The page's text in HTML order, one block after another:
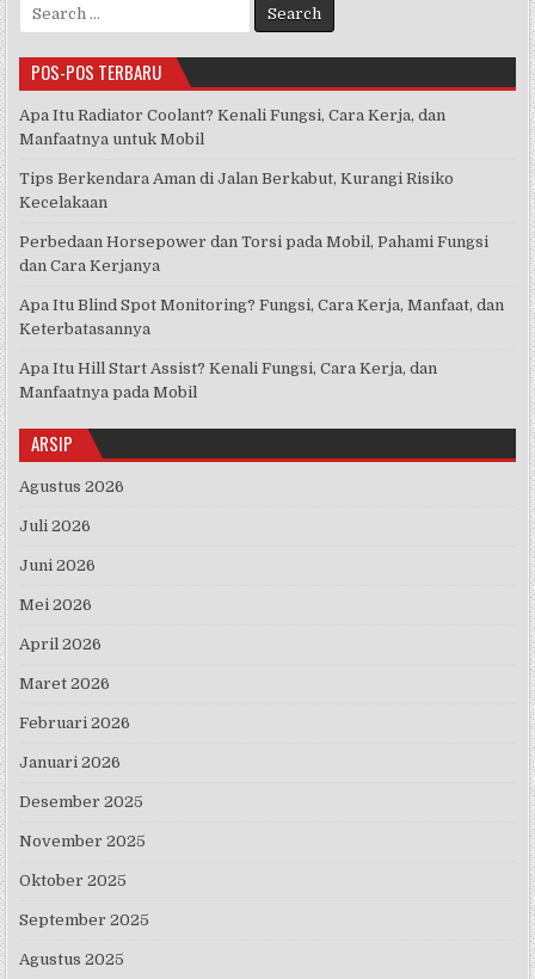
for:
POS-POS TERBARU
Apa Itu Radiator Coolant? Kenali Fungsi, Cara Kerja, dan
Manfaatnya untuk Mobil
Tips Berkendara Aman di Jalan Berkabut, Kurangi Risiko
Kecelakaan
Perbedaan Horsepower dan Torsi pada Mobil, Pahami Fungsi
dan Cara Kerjanya
Apa Itu Blind Spot Monitoring? Fungsi, Cara Kerja, Manfaat, dan
Keterbatasannya
Apa Itu Hill Start Assist? Kenali Fungsi, Cara Kerja, dan
Manfaatnya pada Mobil
ARSIP
Agustus 2026
Juli 2026
Juni 2026
Mei 2026
April 2026
Maret 2026
Februari 2026
Januari 2026
Desember 2025
November 2025
Oktober 2025
September 2025
Agustus 2025